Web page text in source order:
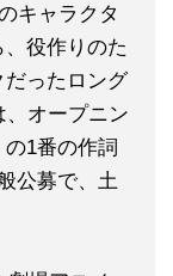
キャラクタ
役作りのた
ったロング
、オープニン
1番の作詞
公募で、土